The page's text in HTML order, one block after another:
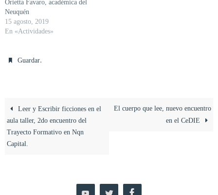
Orietta Favaro, académica del
Neuquén
15 agosto, 2019
En «Actividades»
Guardar.
Leer y Escribir ficciones en el
aula taller, 2do encuentro del
Trayecto Formativo en Nqn
Capital.
El cuerpo que lee, nuevo encuentro
en el CeDIE